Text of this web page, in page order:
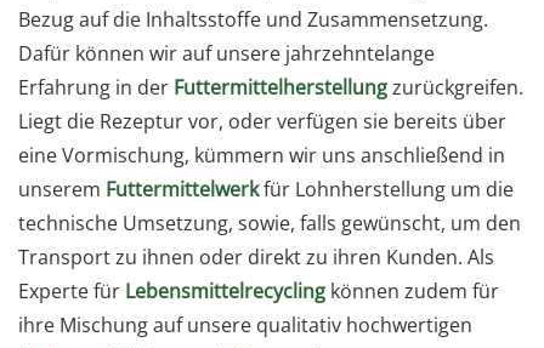
Bezug auf die Inhaltsstoffe und Zusammensetzung.
Dafür können wir auf unsere jahrzehntelange
Erfahrung in der Futtermittelherstellungzurückgreifen.
Liegt die Rezeptur vor, oder verfügen sie bereits über
eine Vormischung, kümmern wir uns anschließend in
unserem Futtermittelwerkfür Lohnherstellung um die
technische Umsetzung, sowie, falls gewünscht, um den
Transport zu ihnen oder direkt zu ihren Kunden. Als
Experte für Lebensmittelrecycling können zudem für
ihre Mischung auf unsere qualitativ hochwertigen